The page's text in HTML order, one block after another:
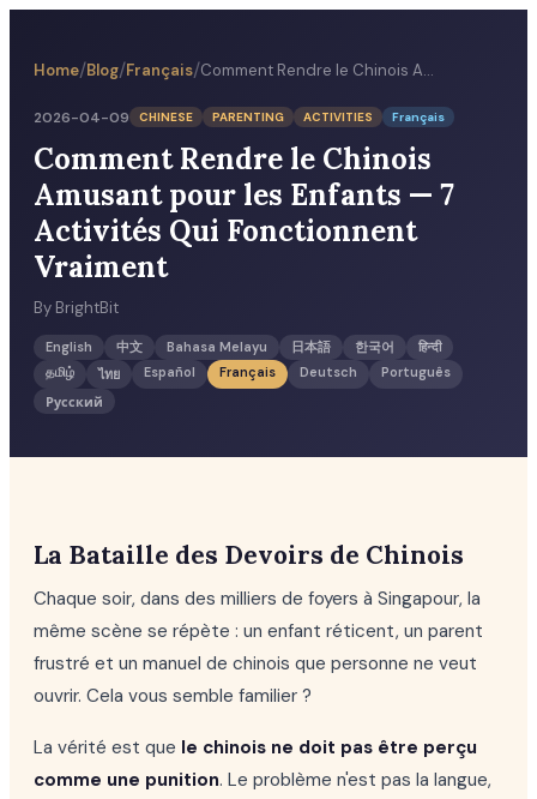
Home/Blog/Français/ Comment Rendre le Chinois Amusant pour les Enfants — 7 Activités Qui Fonctionnent Vraiment
2026-04-09 CHINESE PARENTING ACTIVITIES Français
Comment Rendre le Chinois
Amusant pour les Enfants — 7
Activités Qui Fonctionnent
Vraiment
By BrightBit
English 中文 Bahasa Melayu 日本語 한국어
हिन्दी
தமிழ்
ไทย Español Français Deutsch
Português
Русский
La Bataille des Devoirs de Chinois
Chaque soir, dans des milliers de foyers à Singapour, la
même scène se répète : un enfant réticent, un parent
frustré et un manuel de chinois que personne ne veut
ouvrir. Cela vous semble familier ?
La vérité est que le chinois ne doit pas être perçu
comme une punition. Le problème n'est pas la langue,